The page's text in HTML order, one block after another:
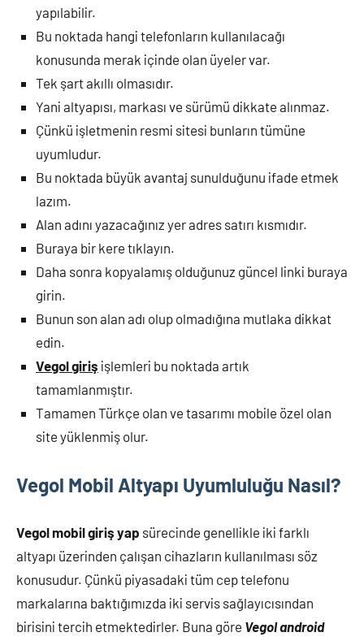
yapılabilir.
Bu noktada hangi telefonların kullanılacağı
konusunda merak içinde olan üyeler var.
Tek şart akıllı olmasıdır.
Yani altyapısı, markası ve sürümü dikkate alınmaz.
Çünkü işletmenin resmi sitesi bunların tümüne
uyumludur.
Bu noktada büyük avantaj sunulduğunu ifade etmek
lazım.
Alan adını yazacağınız yer adres satırı kısmıdır.
Buraya bir kere tıklayın.
Daha sonra kopyalamış olduğunuz güncel linki buraya
girin.
Bunun son alan adı olup olmadığına mutlaka dikkat
edin.
Vegol giriş işlemleri bu noktada artık
tamamlanmıştır.
Tamamen Türkçe olan ve tasarımı mobile özel olan
site yüklenmiş olur.
Vegol Mobil Altyapı Uyumluluğu Nasıl?
Vegol mobil giriş yap sürecinde genellikle iki farklı
altyapı üzerinden çalışan cihazların kullanılması söz
konusudur. Çünkü piyasadaki tüm cep telefonu
markalarına baktığımızda iki servis sağlayıcısından
birisini tercih etmektedirler. Buna göre Vegol android